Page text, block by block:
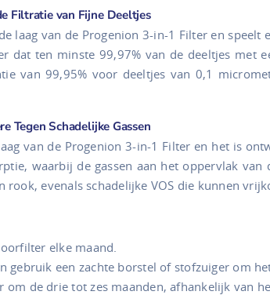
Filtratie van Fijne Deeltjes
laag van de Progenion 3-in-1 Filter en
dat ten minste 99,97% van de deeltjes met
van 99,95% voor deeltjes van 0,1
Tegen Schadelijke Gassen
van de Progenion 3-in-1 Filter en het is
waarbij de gassen aan het oppervlak
rook, evenals schadelijke VOS die kunnen
elke maand.
gebruik een zachte borstel of stofzuiger om
om de drie tot zes maanden, afhankelijk van